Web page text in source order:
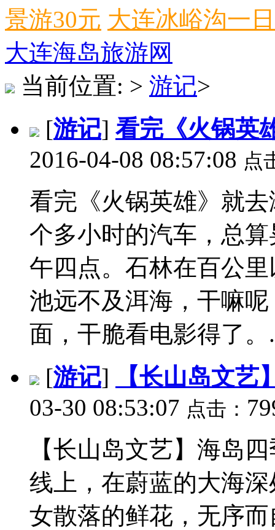
景游30元 大连冰峪沟一
大连海岛旅游网
当前位置: > 游记>
[游记] 看完《火锅英
2016-04-08 08:57:08 点
看完《火锅英雄》就
个多小时的汽车，总
午四点。石林在百公
池远不及洱海，干嘛
面，干脆看电影得了。
[游记]
【长山岛文艺
03-30 08:53:07 点击：
【长山岛文艺】海岛
线上，在蔚蓝的大海
女散落的鲜花，无序